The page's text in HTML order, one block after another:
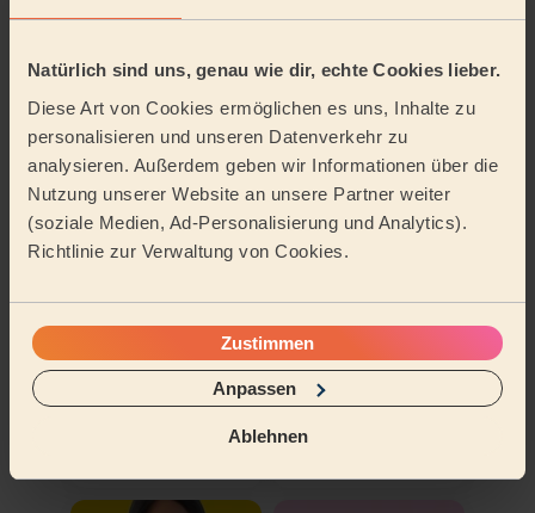
Natürlich sind uns, genau wie dir, echte Cookies lieber.
Diese Art von Cookies ermöglichen es uns, Inhalte zu
personalisieren und unseren Datenverkehr zu
analysieren. Außerdem geben wir Informationen über die
Nutzung unserer Website an unsere Partner weiter
(soziale Medien, Ad-Personalisierung und Analytics).
Richtlinie zur Verwaltung von Cookies.
Zustimmen
Anpassen
Ablehnen
An meine Adresse buchen
Weitere Pros entdecken
Thomas